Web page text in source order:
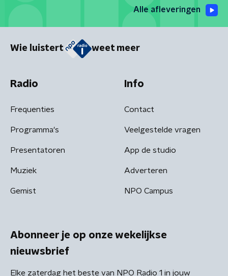
Alle afleveringen
Wie luistert weet meer
Radio
Frequenties
Programma's
Presentatoren
Muziek
Gemist
Info
Contact
Veelgestelde vragen
App de studio
Adverteren
NPO Campus
Abonneer je op onze wekelijkse
nieuwsbrief
Elke zaterdag het beste van NPO Radio 1 in jouw